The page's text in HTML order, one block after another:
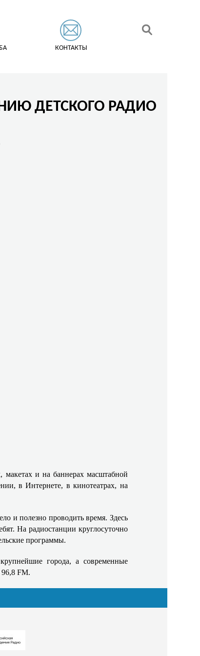
КОНТАКТЫ
ДЕТСКОГО РАДИО
и на баннерах масштабной
в Интернете, в кинотеатрах, на
и полезно проводить время. Здесь
На радиостанции круглосуточно
программы.
города, а современные
FM.